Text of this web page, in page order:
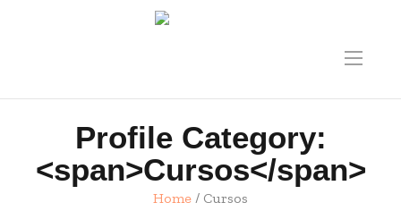
Profile Category:
<span>Cursos</span>
Home / Cursos